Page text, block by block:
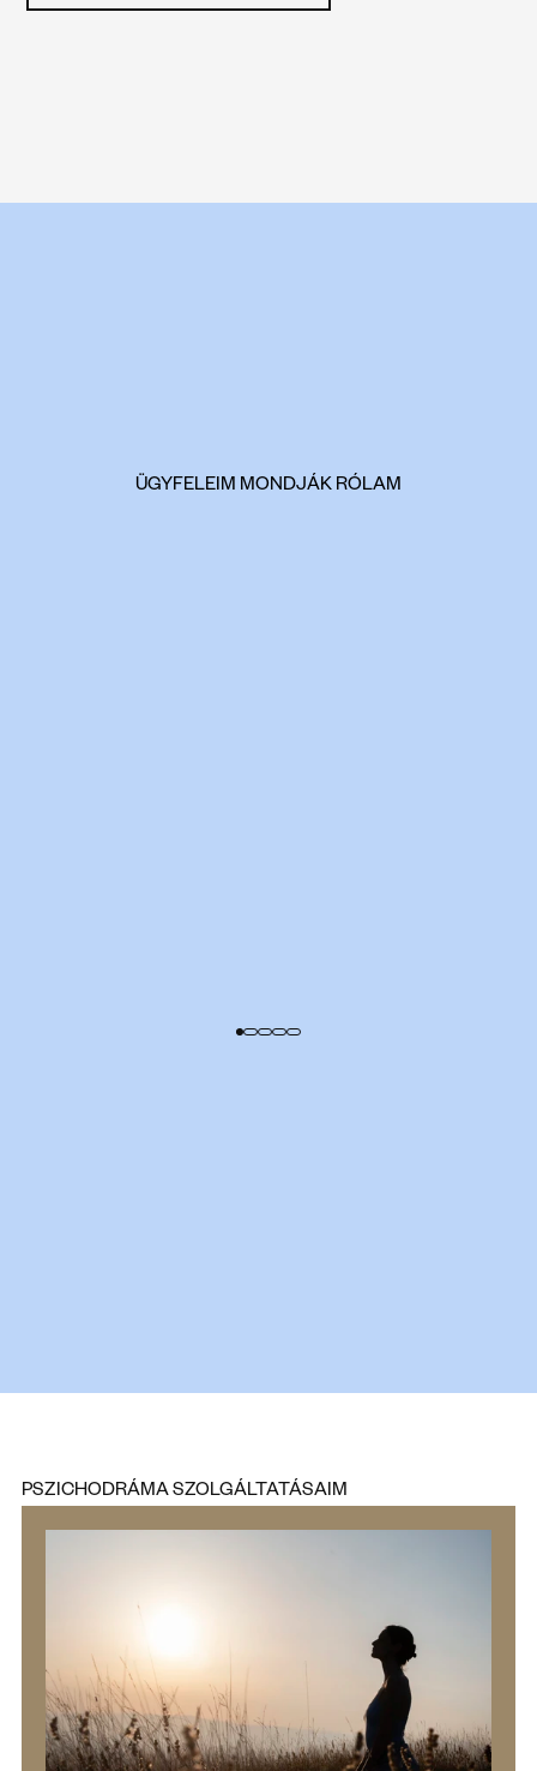
ÜGYFELEIM MONDJÁK RÓLAM
PSZICHODRÁMA SZOLGÁLTATÁSAIM